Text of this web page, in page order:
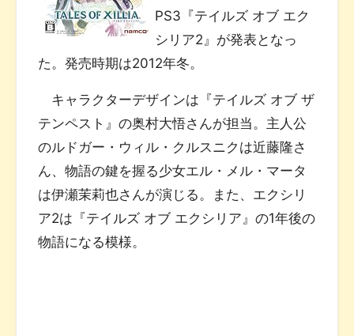
PS3『テイルズ オブ エク
シリア2』が発表となっ
た。発売時期は2012年冬。
キャラクターデザインは『テイルズ オブ ザ
テンペスト』の奥村大悟さんが担当。主人公
のルドガー・ウィル・クルスニクは近藤隆さ
ん、物語の鍵を握る少女エル・メル・マータ
は伊瀬茉莉也さんが演じる。また、エクシリ
ア2は『テイルズ オブ エクシリア』の1年後の
物語になる模様。